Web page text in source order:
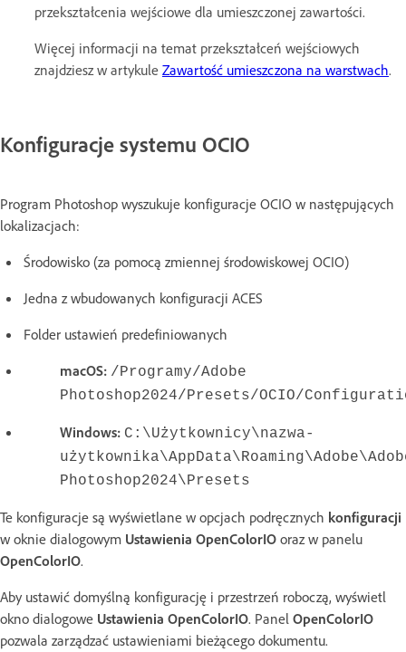
przekształcenia wejściowe dla umieszczonej zawartości.
Więcej informacji na temat przekształceń wejściowych
znajdziesz w artykule Zawartość umieszczona na warstwach.
Konfiguracje systemu OCIO
Program Photoshop wyszukuje konfiguracje OCIO w następujących
lokalizacjach:
Środowisko (za pomocą zmiennej środowiskowej OCIO)
Jedna z wbudowanych konfiguracji ACES
Folder ustawień predefiniowanych
macOS: /Programy/Adobe
Photoshop2024/Presets/OCIO/
Windows: C:\Użytkownicy\nazwa-
Photoshop2024\Presets
Te konfiguracje są wyświetlane w opcjach podręcznych konfiguracji
w oknie dialogowym Ustawienia OpenColorIO oraz w panelu
OpenColorIO.
Aby ustawić domyślną konfigurację i przestrzeń roboczą, wyświetl
okno dialogowe Ustawienia OpenColorIO. Panel OpenColorIO
pozwala zarządzać ustawieniami bieżącego dokumentu.